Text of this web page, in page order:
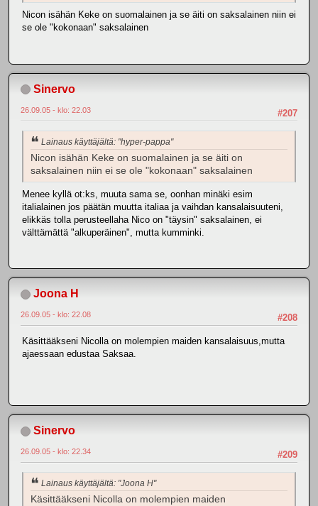
Nicon isähän Keke on suomalainen ja se äiti on saksalainen niin ei
se ole "kokonaan" saksalainen
Sinervo
#207
26.09.05 - klo: 22.03
Lainaus käyttäjältä: "hyper-pappa"
Nicon isähän Keke on suomalainen ja se äiti on
saksalainen niin ei se ole "kokonaan" saksalainen
Menee kyllä ot:ks, muuta sama se, oonhan minäki esim
italialainen jos päätän muutta italiaa ja vaihdan kansalaisuuteni,
elikkäs tolla perusteellaha Nico on "täysin" saksalainen, ei
välttämättä "alkuperäinen", mutta kumminki.
Joona H
#208
26.09.05 - klo: 22.08
Käsittääkseni Nicolla on molempien maiden kansalaisuus,mutta
ajaessaan edustaa Saksaa.
Sinervo
#209
26.09.05 - klo: 22.34
Lainaus käyttäjältä: "Joona H"
Käsittääkseni Nicolla on molempien maiden